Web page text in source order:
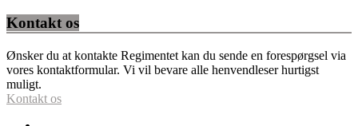
Kontakt os
Ønsker du at kontakte Regimentet kan du sende en forespørgsel via
vores kontaktformular. Vi vil bevare alle henvendleser hurtigst
muligt.
Kontakt os